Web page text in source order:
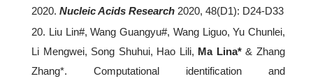
2020. Nucleic Acids Research 2020, 48(D1): D24-D33
20. Liu Lin#, Wang Guangyu#, Wang Liguo, Yu Chunlei,
Li Mengwei, Song Shuhui, Hao Lili, Ma Lina*& Zhang
Zhang*. Computational identification and